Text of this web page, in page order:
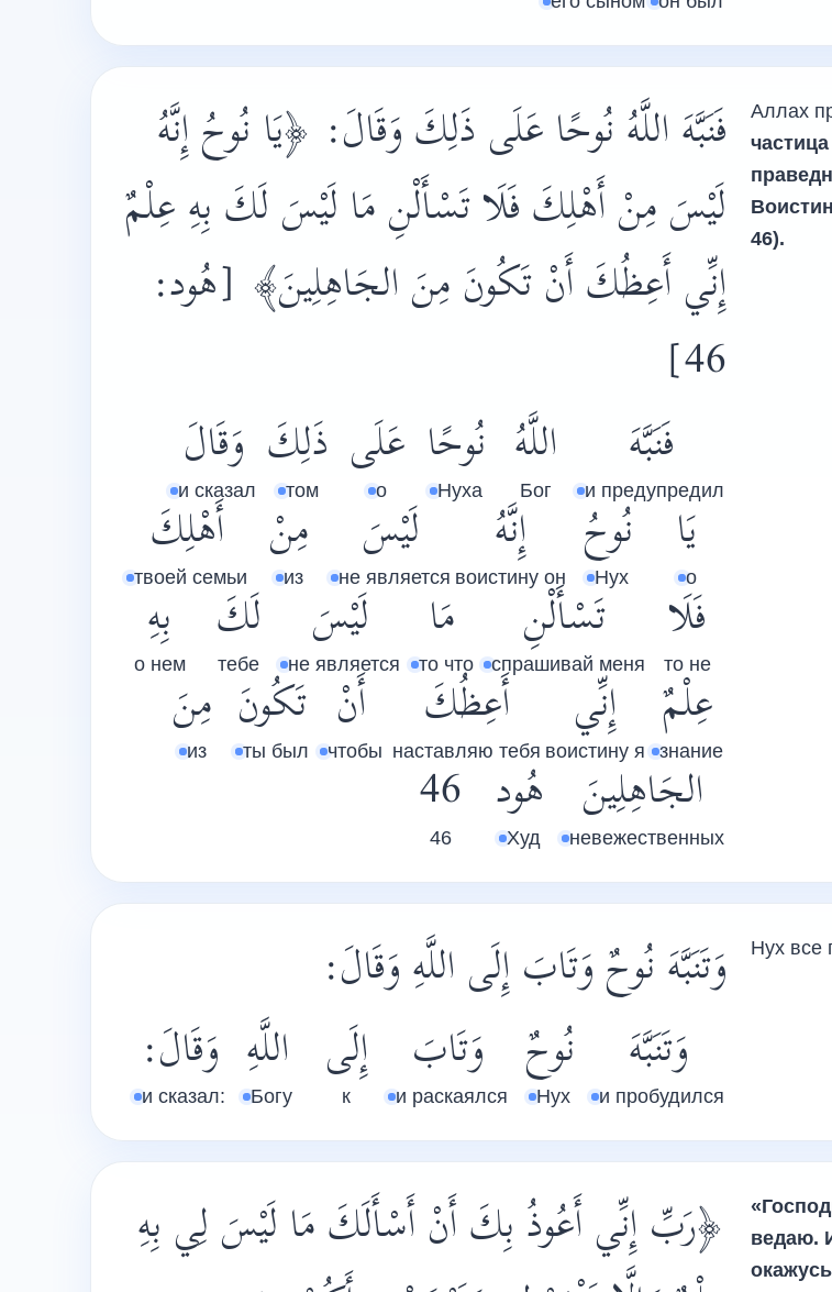
‏فَنَبَّهَ اللَّهُ نُوحًا عَلَى ذَلِكَ وَقَالَ: ﴿يَا نُوحُ إِنَّهُ
لَيْسَ مِنْ أَهْلِكَ فَلَا تَسْأَلْنِ مَا لَيْسَ لَكَ بِهِ عِلْمٌ
إِنِّي أَعِظُكَ أَنْ تَكُونَ مِنَ الجَاهِلِينَ﴾ [هُود:
46]
فَنَبَّهَ
и предупредил
اللَّهُ
Бог
نُوحًا
Нуха
عَلَى
о
ذَلِكَ
том
وَقَالَ
и сказал
يَا
о
نُوحُ
Нух
إِنَّهُ
воистину он
لَيْسَ
не является
مِنْ
из
أَهْلِكَ
твоей семьи
فَلَا
то не
تَسْأَلْنِ
спрашивай меня
مَا
то что
لَيْسَ
не является
لَكَ
тебе
بِهِ
о нем
عِلْمٌ
знание
إِنِّي
воистину я
أَعِظُكَ
наставляю тебя
أَنْ
чтобы
تَكُونَ
ты был
مِنَ
из
الجَاهِلِينَ
невежественных
هُود
Худ
46
46
Аллах
46).
وَتَنَبَّهَ نُوحٌ وَتَابَ إِلَى اللَّهِ وَقَالَ:
وَتَنَبَّهَ
и пробудился
نُوحٌ
Нух
وَتَابَ
и раскаялся
إِلَى
к
اللَّهِ
Богу
وَقَالَ:
и сказал:
Нух все
﴿رَبِّ إِنِّي أَعُوذُ بِكَ أَنْ أَسْأَلَكَ مَا لَيْسَ لِي بِهِ
ведаю.